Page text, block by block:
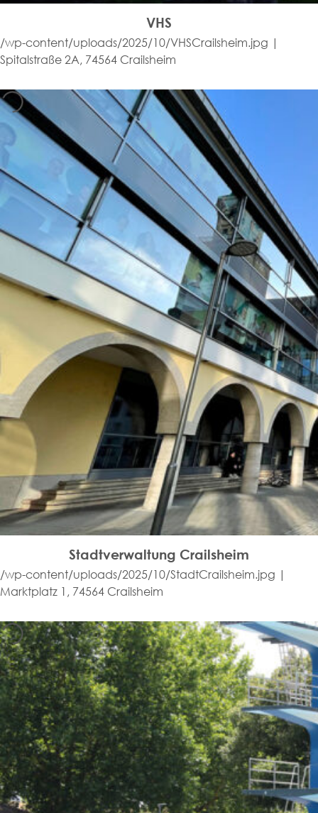
VHS
/wp-content/uploads/2025/10/VHSCrailsheim.jpg |
Spitalstraße 2A, 74564 Crailsheim
Stadtverwaltung Crailsheim
/wp-content/uploads/2025/10/StadtCrailsheim.jpg |
Marktplatz 1, 74564 Crailsheim